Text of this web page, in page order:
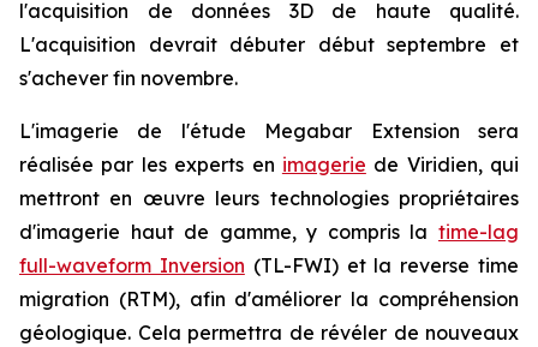
l'acquisition de données 3D de haute qualité.
L'acquisition devrait débuter début septembre et
s'achever fin novembre.
L'imagerie de l'étude Megabar Extension sera
réalisée par les experts en imagerie de Viridien, qui
mettront en œuvre leurs technologies propriétaires
d'imagerie haut de gamme, y compris la time-lag
full-waveform Inversion (TL-FWI) et la reverse time
migration (RTM), afin d'améliorer la compréhension
géologique. Cela permettra de révéler de nouveaux